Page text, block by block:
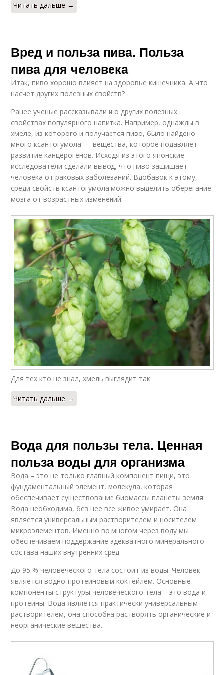
Читать дальше →
Вред и польза пива. Польза
пива для человека
Итак, пиво хорошо влияет на здоровье кишечника. А что
насчет других полезных свойств?
Ранее ученые рассказывали и о других полезных
свойствах популярного напитка. Например, однажды в
хмеле, из которого и получается пиво, было найдено
много ксантогумола — вещества, которое подавляет
развитие канцерогенов. Исходя из этого японские
исследователи сделали вывод, что пиво защищает
человека от раковых заболеваний. Вдобавок к этому,
среди свойств ксантогумола можно выделить оберегание
мозга от возрастных изменений.
Для тех кто не знал, хмель выглядит так
Читать дальше →
Вода для пользы тела. Ценная
польза воды для организма
Вода – это не только главный компонент пищи, это
фундаментальный элемент, молекула, которая
обеспечивает существование биомассы планеты земля.
Вода необходима, без нее все живое умирает. Она
является универсальным растворителем и носителем
микроэлементов. Именно во многом через воду мы
обеспечиваем поддержание адекватного минерального
состава наших внутренних сред.
До 95 % человеческого тела состоит из воды. Человек
является водно-протеиновым коктейлем. Основные
компоненты структуры человеческого тела – это вода и
протеины. Вода является практически универсальным
растворителем, она способна растворять органические и
неорганические вещества.